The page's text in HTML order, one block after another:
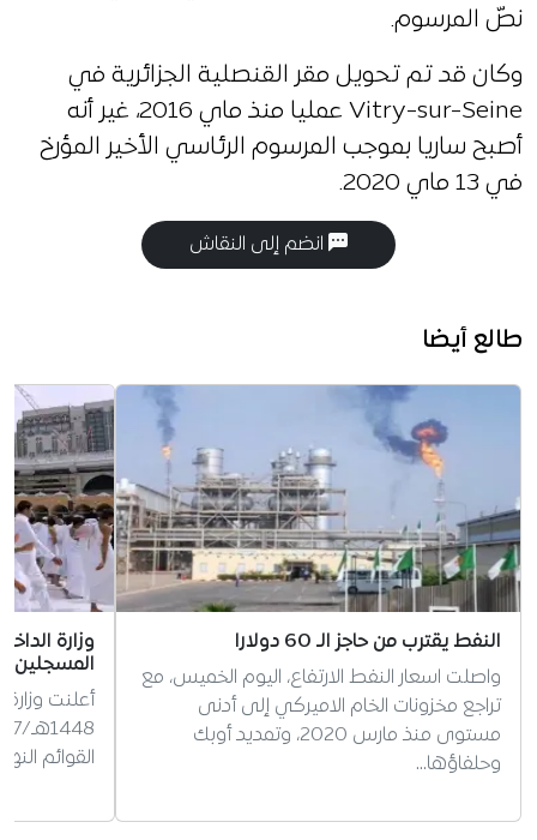
نصّ المرسوم.
وكان قد تم تحويل مقر القنصلية الجزائرية في
Vitry-sur-Seine عمليا منذ ماي 2016، غير أنه
أصبح ساريا بموجب المرسوم الرئاسي الأخير المؤرخ
في 13 ماي 2020.
انضم إلى النقاش
طالع أيضا
النفط يقترب من حاجز الـ 60 دولارا
واصلت اسعار النفط الارتفاع، اليوم الخميس، مع
تراجع مخزونات الخام الاميركي إلى أدنى
مستوى منذ مارس 2020، وتمديد أوبك
وحلفاؤها…
وزارة
المسجلين
أعلنت
القوائم